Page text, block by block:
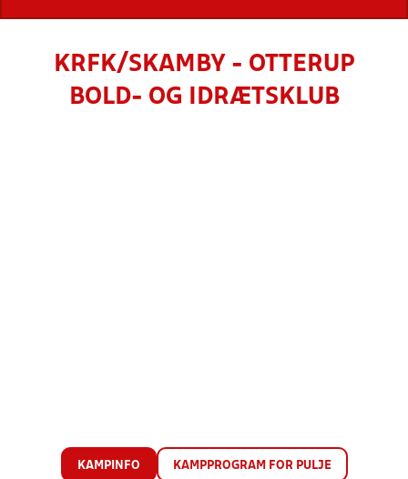
KRFK/SKAMBY - OTTERUP
BOLD- OG IDRÆTSKLUB
KAMPINFO KAMPPROGRAM FOR PULJE